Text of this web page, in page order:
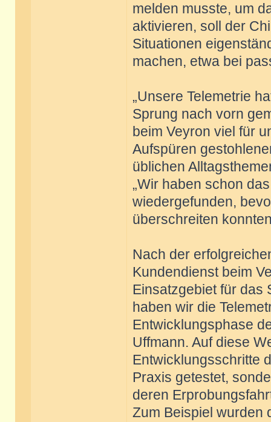
melden musste, um
aktivieren, soll der
Situationen
machen, etwa bei
„Unsere Telemetrie
Sprung nach vorn
beim Veyron viel für
Aufspüren
üblichen
„Wir haben schon
wiedergefunden,
überschreiten
Nach der
Kundendienst beim
Einsatzgebiet für das
haben wir die
Entwicklungsphase
Uffmann. Auf diese
Entwicklungsschritte
Praxis getestet,
deren
Zum Beispiel wurden